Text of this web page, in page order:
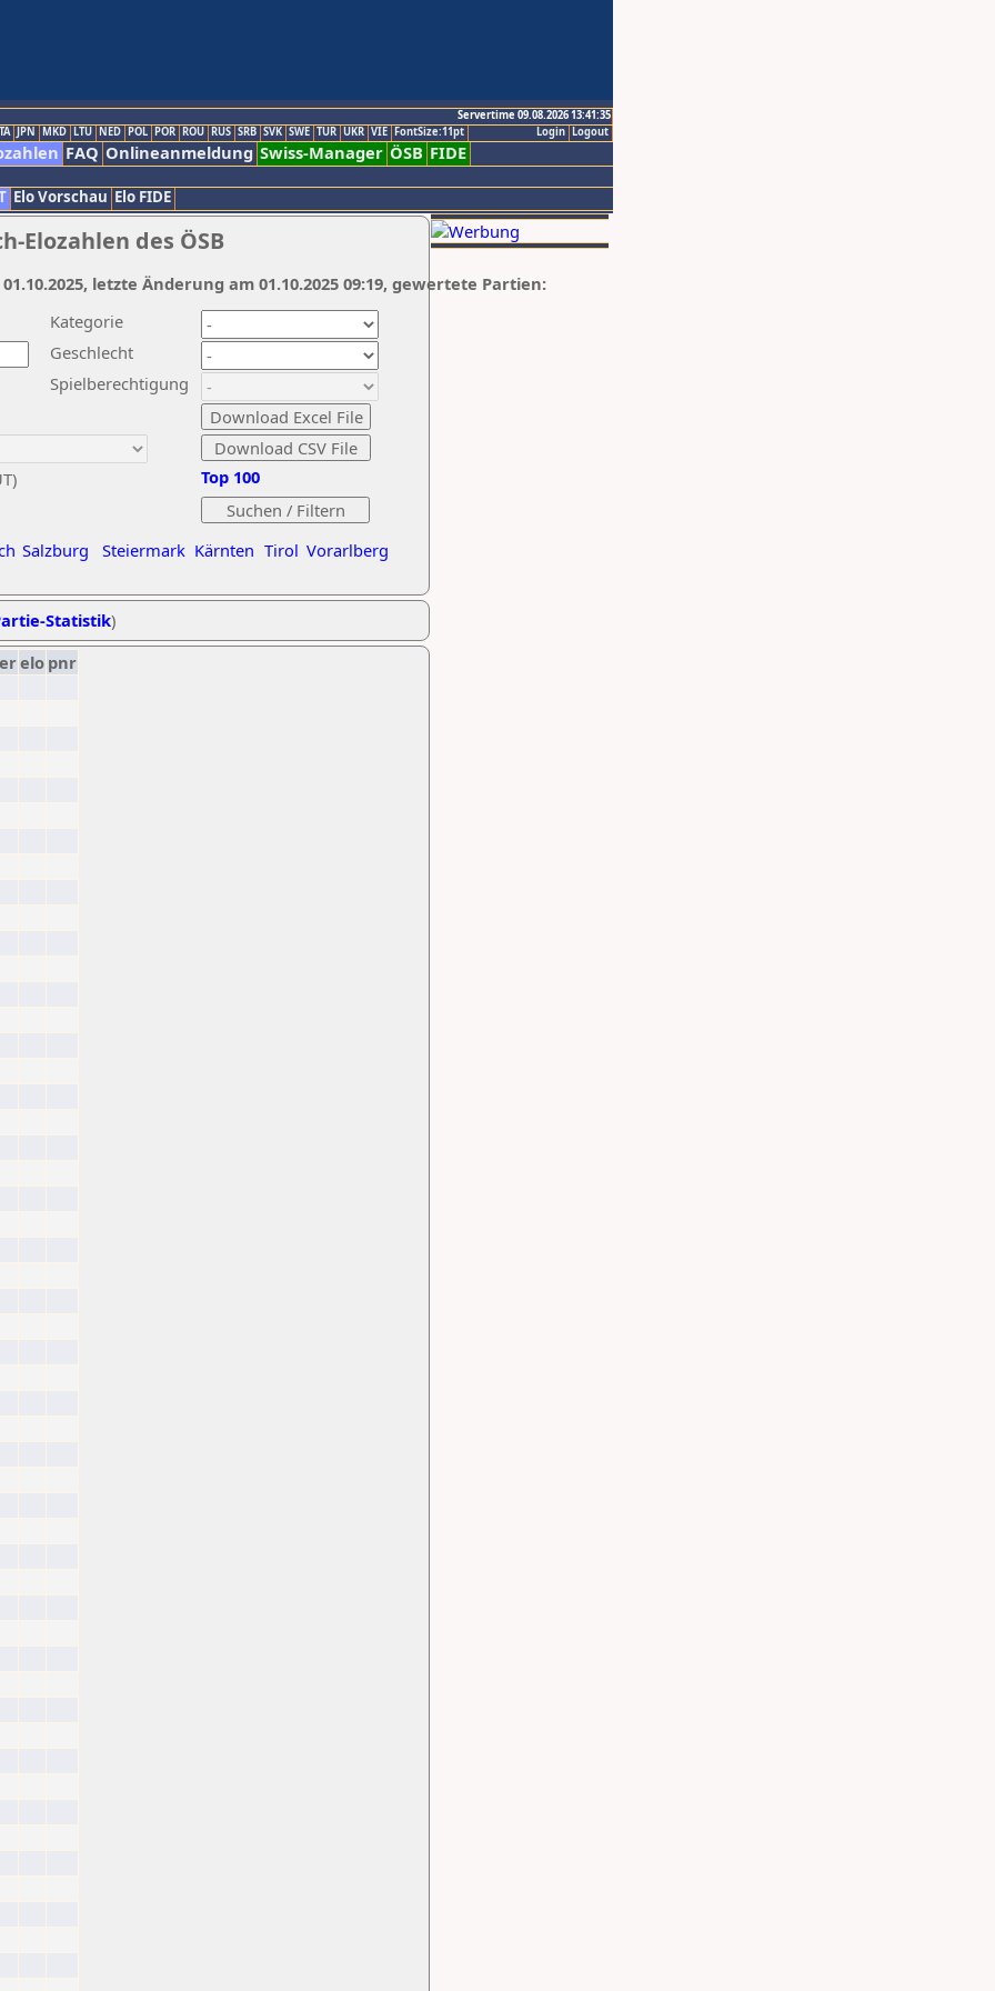
Servertime 09.08.2026 13:41:35
Logout
Login
JPN MKD LTU NED POL POR ROU RUS SRB SVK SWE TUR UKR VIE FontSize:11pt
FAQ Onlineanmeldung Swiss-Manager ÖSB FIDE
Elo Vorschau Elo FIDE
Elozahlen des ÖSB
Kategorie
Geschlecht
Spielberechtigung
Salzburg Steiermark Kärnten Tirol Vorarlberg
Top 100
letzte Änderung am 01.10.2025 09:19, gewertete Partien:
Statistik)
elo pnr